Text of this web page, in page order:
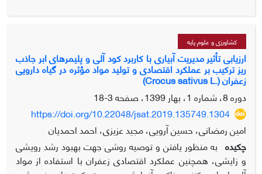
شرایط طبیعی واقع در شهرستان تربت‌حیدریه انجام گردید. فاکتور
اول سن مزرعه در سه سطح (شامل شاهد یا خاک مزرعه بدون
کشت زعفران، خاک مزرعه دوسال پس از خروج بنه و خاک مزرعه
تحت کشت زعفران در سال چهارم) و فاکتور دوم کاربرد بنه و
عصاره بنه زعفران در سه سطح (شامل عدم مصرف بنه به عنوان
عصاره آبی بنه با غلظت 50 درصد) بود. نتایج نشان داد صفات
مورد بررسی تحت تأثیر تیمارها قرار گرفتند. نتایج نشان داد کشت
برگ و گل زعفران به ترتیب به‌میزان بیش از 17 و 27 درصد
شده‌است. همچنین کاربرد عصاره آبی و بنه خرد شده زعفران باعث
کاهش بیش از 10 درصدی اجزای گل و برگ زعفران گردید.
کشاورزی و علوم پایه
ارزیابی تأثیر مدیریت آبیاری با کاربرد کود آلی و پلیمرهای ابر جاذب
ریز ترکیب بر عملکرد اقتصادی و تولید مواد مؤثره در گیاه دارویی
زعفران (.Crocus sativus L)
دوره 8، شماره 1، بهار 1399، صفحه
3-18
https://doi.org/10.22048/jsat.2019.135749.1304
امین رمضانی، حسین آرویی، مجید عزیزی، احمد احمدیان
چکیده به منظور یافتن و توصیه روشی جهت بهبود رشد رویشی
و زایشی، همچنین عملکرد اقتصادی زعفران با استفاده از مواد